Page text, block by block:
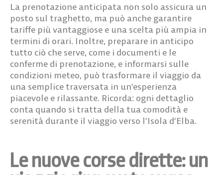
La prenotazione anticipata non solo assicura un
posto sul traghetto, ma può anche garantire
tariffe più vantaggiose e una scelta più ampia in
termini di orari. Inoltre, preparare in anticipo
tutto ciò che serve, come i documenti e le
conferme di prenotazione, e informarsi sulle
condizioni meteo, può trasformare il viaggio da
una semplice traversata in un’esperienza
piacevole e rilassante. Ricorda: ogni dettaglio
conta quando si tratta della tua comodità e
serenità durante il viaggio verso l’Isola d’Elba.
Le nuove corse dirette: un